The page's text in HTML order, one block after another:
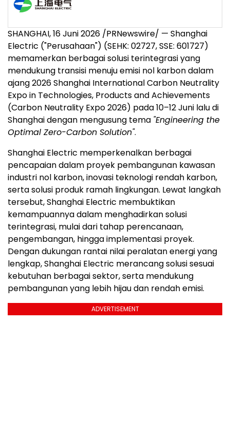
SHANGHAI, 16 Juni 2026 /PRNewswire/ — Shanghai
Electric ("Perusahaan") (SEHK: 02727, SSE: 601727)
memamerkan berbagai solusi terintegrasi yang
mendukung transisi menuju emisi nol karbon dalam
ajang 2026 Shanghai International Carbon Neutrality
Expo in Technologies, Products and Achievements
(Carbon Neutrality Expo 2026) pada 10–12 Juni lalu di
Shanghai dengan mengusung tema "Engineering the
Optimal Zero-Carbon Solution".
Shanghai Electric memperkenalkan berbagai
pencapaian dalam proyek pembangunan kawasan
industri nol karbon, inovasi teknologi rendah karbon,
serta solusi produk ramah lingkungan. Lewat langkah
tersebut, Shanghai Electric membuktikan
kemampuannya dalam menghadirkan solusi
terintegrasi, mulai dari tahap perencanaan,
pengembangan, hingga implementasi proyek.
Dengan dukungan rantai nilai peralatan energi yang
lengkap, Shanghai Electric merancang solusi sesuai
kebutuhan berbagai sektor, serta mendukung
pembangunan yang lebih hijau dan rendah emisi.
ADVERTISEMENT